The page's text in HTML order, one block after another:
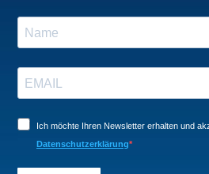
Ich möchte Ihren Newsletter erhalten und
Datenschutzerklärung